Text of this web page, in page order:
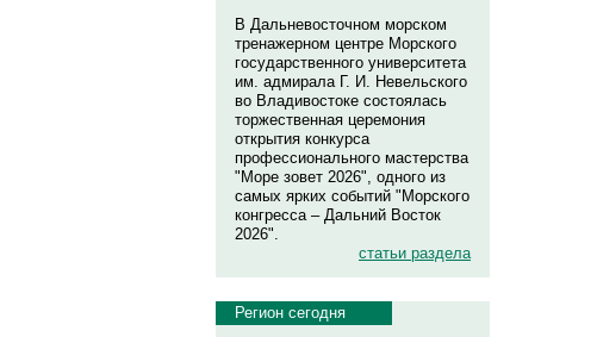
В Дальневосточном морском
тренажерном центре Морского
государственного университета
им. адмирала Г. И. Невельского
во Владивостоке состоялась
торжественная церемония
открытия конкурса
профессионального мастерства
"Море зовет 2026", одного из
самых ярких событий "Морского
конгресса – Дальний Восток
2026".
статьи раздела
Регион сегодня